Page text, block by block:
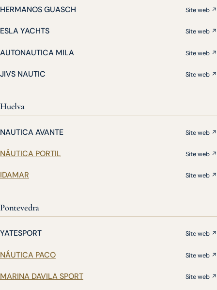
HERMANOS GUASCH Site web ↗
ESLA YACHTS Site web ↗
AUTONAUTICA MILA Site web ↗
JIVS NAUTIC Site web ↗
Huelva
NAUTICA AVANTE Site web ↗
NÁUTICA PORTIL Site web ↗
IDAMAR Site web ↗
Pontevedra
YATESPORT Site web ↗
NÁUTICA PACO Site web ↗
MARINA DAVILA SPORT Site web ↗